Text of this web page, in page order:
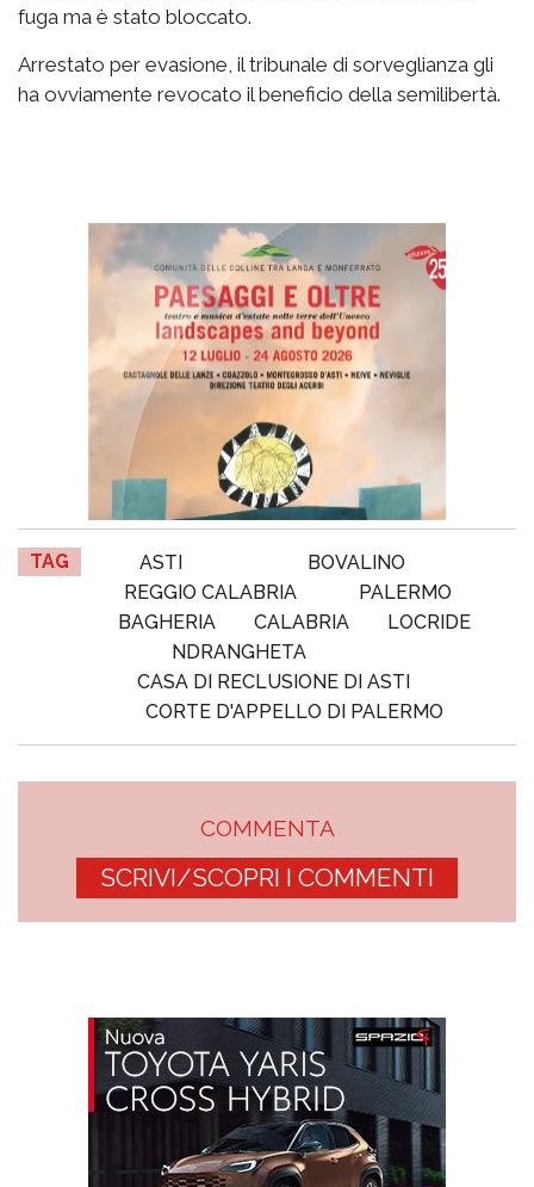
fuga ma è stato bloccato.
Arrestato per evasione, il tribunale di sorveglianza gli
ha ovviamente revocato il beneficio della semilibertà.
TAG ASTI
BOVALINO
REGGIO CALABRIA
PALERMO
BAGHERIA
CALABRIA
LOCRIDE
NDRANGHETA
CASA DI RECLUSIONE DI ASTI
CORTE D'APPELLO DI PALERMO
COMMENTA
SCRIVI/SCOPRI I COMMENTI